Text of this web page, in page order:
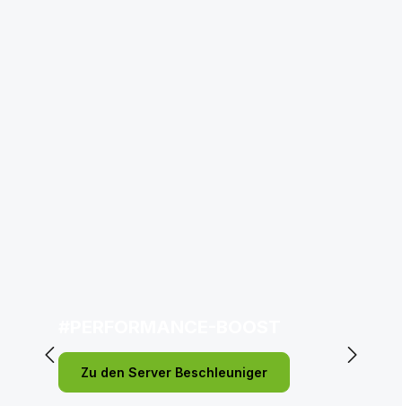
Zu den Server Beschleuniger